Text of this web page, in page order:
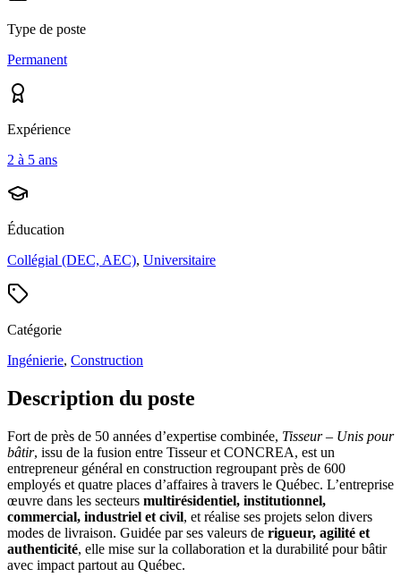
Type de poste
Permanent
Expérience
2 à 5 ans
Éducation
Collégial (DEC, AEC), Universitaire
Catégorie
Ingénierie, Construction
Description du poste
Fort de près de 50 années d’expertise combinée, Tisseur – Unis pour
bâtir, issu de la fusion entre Tisseur et CONCREA, est un
entrepreneur général en construction regroupant près de 600
employés et quatre places d’affaires à travers le Québec. L’entreprise
œuvre dans les secteurs multirésidentiel, institutionnel,
commercial, industriel et civil, et réalise ses projets selon divers
modes de livraison. Guidée par ses valeurs de rigueur, agilité et
authenticité, elle mise sur la collaboration et la durabilité pour bâtir
avec impact partout au Québec.